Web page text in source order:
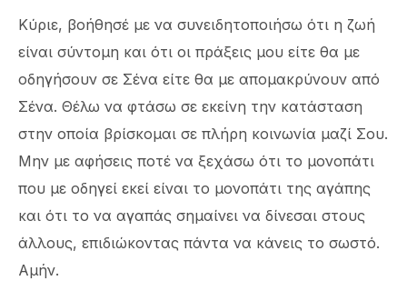
Κύριε, βοήθησέ με να συνειδητοποιήσω ότι η ζωή
είναι σύντομη και ότι οι πράξεις μου είτε θα με
οδηγήσουν σε Σένα είτε θα με απομακρύνουν από
Σένα. Θέλω να φτάσω σε εκείνη την κατάσταση
στην οποία βρίσκομαι σε πλήρη κοινωνία μαζί Σου.
Μην με αφήσεις ποτέ να ξεχάσω ότι το μονοπάτι
που με οδηγεί εκεί είναι το μονοπάτι της αγάπης
και ότι το να αγαπάς σημαίνει να δίνεσαι στους
άλλους, επιδιώκοντας πάντα να κάνεις το σωστό.
Αμήν.